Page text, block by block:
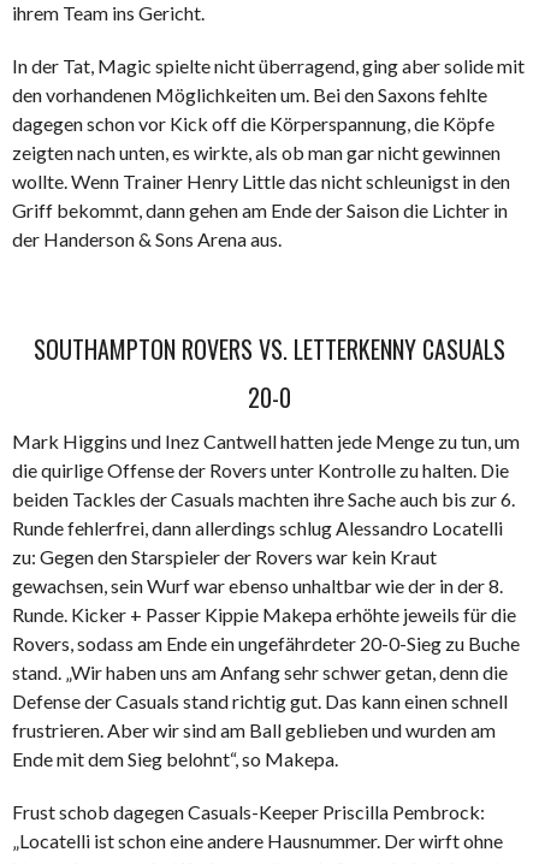
ihrem Team ins Gericht.
In der Tat, Magic spielte nicht überragend, ging aber solide mit
den vorhandenen Möglichkeiten um. Bei den Saxons fehlte
dagegen schon vor Kick off die Körperspannung, die Köpfe
zeigten nach unten, es wirkte, als ob man gar nicht gewinnen
wollte. Wenn Trainer Henry Little das nicht schleunigst in den
Griff bekommt, dann gehen am Ende der Saison die Lichter in
der Handerson & Sons Arena aus.
SOUTHAMPTON ROVERS VS. LETTERKENNY CASUALS
20-0
Mark Higgins und Inez Cantwell hatten jede Menge zu tun, um
die quirlige Offense der Rovers unter Kontrolle zu halten. Die
beiden Tackles der Casuals machten ihre Sache auch bis zur 6.
Runde fehlerfrei, dann allerdings schlug Alessandro Locatelli
zu: Gegen den Starspieler der Rovers war kein Kraut
gewachsen, sein Wurf war ebenso unhaltbar wie der in der 8.
Runde. Kicker + Passer Kippie Makepa erhöhte jeweils für die
Rovers, sodass am Ende ein ungefährdeter 20-0-Sieg zu Buche
stand. „Wir haben uns am Anfang sehr schwer getan, denn die
Defense der Casuals stand richtig gut. Das kann einen schnell
frustrieren. Aber wir sind am Ball geblieben und wurden am
Ende mit dem Sieg belohnt“, so Makepa.
Frust schob dagegen Casuals-Keeper Priscilla Pembrock:
„Locatelli ist schon eine andere Hausnummer. Der wirft ohne